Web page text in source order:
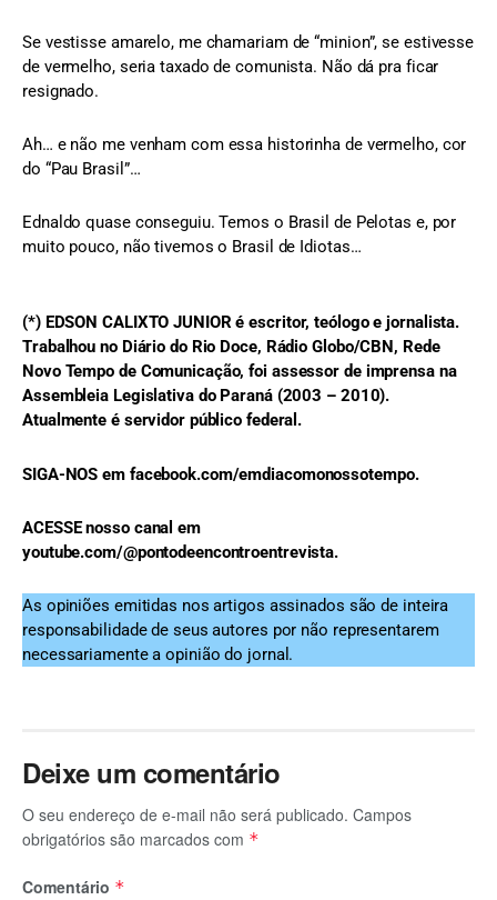
Se vestisse amarelo, me chamariam de “minion”, se estivesse
de vermelho, seria taxado de comunista. Não dá pra ficar
resignado.
Ah… e não me venham com essa historinha de vermelho, cor
do “Pau Brasil”…
Ednaldo quase conseguiu. Temos o Brasil de Pelotas e, por
muito pouco, não tivemos o Brasil de Idiotas…
(*) EDSON CALIXTO JUNIOR é escritor, teólogo e jornalista.
Trabalhou no Diário do Rio Doce, Rádio Globo/CBN, Rede
Novo Tempo de Comunicação, foi assessor de imprensa na
Assembleia Legislativa do Paraná (2003 – 2010).
Atualmente é servidor público federal.
SIGA-NOS em facebook.com/emdiacomonossotempo.
ACESSE nosso canal em
youtube.com/@pontodeencontroentrevista.
As opiniões emitidas nos artigos assinados são de inteira
responsabilidade de seus autores por não representarem
necessariamente a opinião do jornal.
Deixe um comentário
O seu endereço de e-mail não será publicado. Campos
obrigatórios são marcados com *
Comentário *